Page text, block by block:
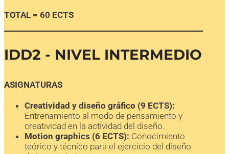
TOTAL = 60 ECTS
IDD2 - NIVEL INTERMEDIO
ASIGNATURAS
Creatividad y diseño gráfico (9 ECTS):
Entrenamiento al modo de pensamiento y
creatividad en la actividad del diseño.
Motion graphics (6 ECTS): Conocimiento
teórico y técnico para el ejercicio del diseño